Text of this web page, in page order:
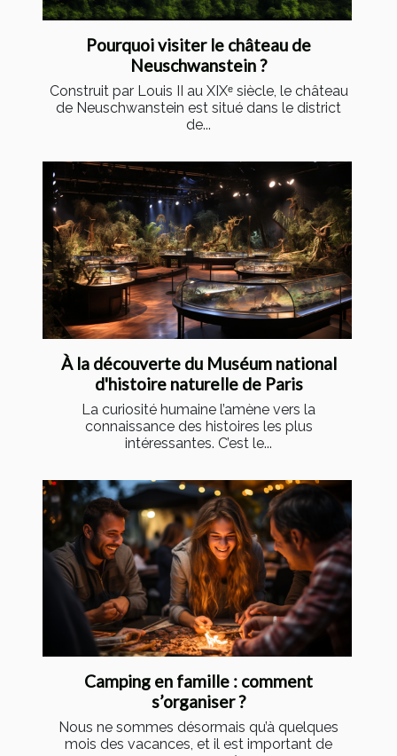
Pourquoi visiter le château de
Neuschwanstein ?
Construit par Louis II au XIXᵉ siècle, le château
de Neuschwanstein est situé dans le district
de...
À la découverte du Muséum national
d'histoire naturelle de Paris
La curiosité humaine l’amène vers la
connaissance des histoires les plus
intéressantes. C’est le...
Camping en famille : comment
s’organiser ?
Nous ne sommes désormais qu’à quelques
mois des vacances, et il est important de